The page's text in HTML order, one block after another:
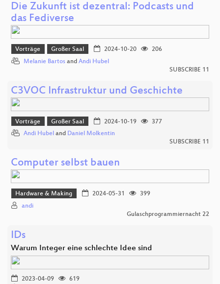
Die Zukunft ist dezentral: Podcasts und
das Fediverse
Vorträge Großer Saal 2024-10-20
206
Melanie Bartos and Andi Hubel
SUBSCRIBE 11
C3VOC Infrastruktur und Geschichte
Vorträge Großer Saal 2024-10-19
377
Andi Hubel and Daniel Molkentin
SUBSCRIBE 11
Computer selbst bauen
Hardware & Making 2024-05-31
399
andi
Gulaschprogrammiernacht 22
IDs
Warum Integer eine schlechte Idee sind
2023-04-09
619